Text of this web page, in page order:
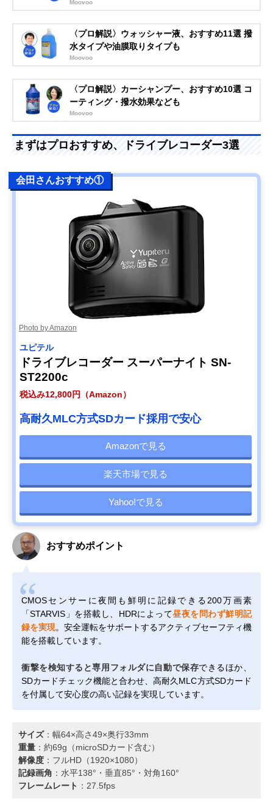
Moovoo
〈プロ解説〉ウォッシャー液、おすすめ11選 撥
水タイプや油膜取りタイプも
Moovoo
〈プロ解説〉カーシャンプー、おすすめ10選 コ
ーティング・撥水効果なども
Moovoo
まずはプロおすすめ、ドライブレコーダー3選
会田さんおすすめ①
Photo by Amazon
ユピテル
ドライブレコーダー スーパーナイト SN-
ST2200c
税込み12,800円（Amazon）
高耐久MLC方式SDカード採用で安心
Amazonで見る
楽天市場で見る
Yahoo!で見る
おすすめポイント
CMOSセンサーに夜間も鮮明に記録できる200万画素
「STARVIS」を搭載し、HDRによって昼夜を問わず鮮明記
録を実現。安全運転をサポートするアクティブセーフティ機
能を搭載しています。
衝撃を検知すると専用フォルダに自動で保存できるほか、
SDカードチェック機能と合わせ、高耐久MLC方式SDカード
を付属して安心度の高い記録を実現しています。
サイズ：幅64×高さ49×奥行33mm
重量 ：約69g（microSDカード含む）
解像度 ：フルHD（1920×1080）
記録画角 ：水平138°・垂直85°・対角160°
フレームレート ：27.5fps